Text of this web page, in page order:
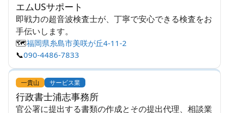
エムUSサポート
即戦力の超音波検査士が、丁寧で安心できる検査をお
手伝いします。
🗺️福岡県糸島市美咲が丘4-11-2
📞090-4486-7833
一貴山 サービス業
行政書士浦志事務所
官公署に提出する書類の作成とその提出代理、相談業